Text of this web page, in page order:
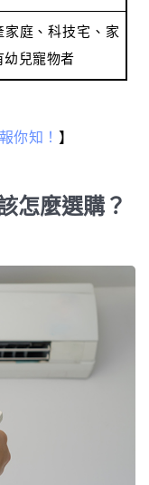
家庭、科技宅、家
幼兒寵物者
你知！ 】
怎麼選購？